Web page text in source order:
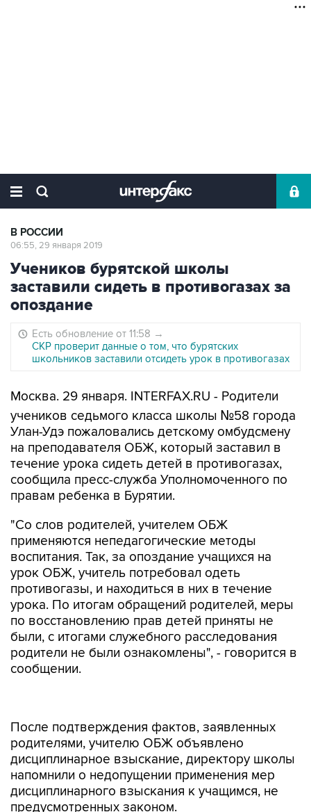
В РОССИИ
06:55, 29 января 2019
Учеников бурятской школы
заставили сидеть в противогазах за
опоздание
Есть обновление от 11:58 →
СКР проверит данные о том, что бурятских
школьников заставили отсидеть урок в противогазах
Москва. 29 января. INTERFAX.RU - Родители
учеников седьмого класса школы №58 города
Улан-Удэ пожаловались детскому омбудсмену
на преподавателя ОБЖ, который заставил в
течение урока сидеть детей в противогазах,
сообщила пресс-служба Уполномоченного по
правам ребенка в Бурятии.
"Со слов родителей, учителем ОБЖ
применяются непедагогические методы
воспитания. Так, за опоздание учащихся на
урок ОБЖ, учитель потребовал одеть
противогазы, и находиться в них в течение
урока. По итогам обращений родителей, меры
по восстановлению прав детей приняты не
были, с итогами служебного расследования
родители не были ознакомлены", - говорится в
сообщении.
дисциплинарное взыскание, директору школы
напомнили о недопущении применения мер
дисциплинарного взыскания к учащимся, не
предусмотренных законом.
Также рекомендовано провести